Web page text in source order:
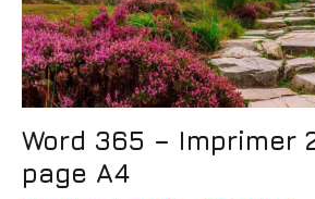
Word 365 – Imprimer
page A4